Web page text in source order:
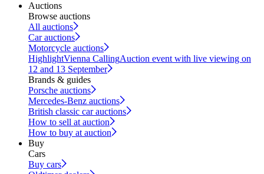
Auctions
Browse auctions
All auctions
Car auctions
Motorcycle auctions
HighlightVienna CallingAuction event with live viewing on
12 and 13 September
Brands & guides
Porsche auctions
Mercedes-Benz auctions
British classic car auctions
How to sell at auction
How to buy at auction
Buy
Cars
Buy cars